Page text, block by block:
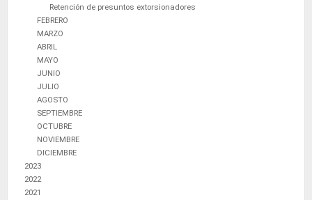
Retención de presuntos extorsionadores
FEBRERO
MARZO
ABRIL
MAYO
JUNIO
JULIO
AGOSTO
SEPTIEMBRE
OCTUBRE
NOVIEMBRE
DICIEMBRE
2023
2022
2021